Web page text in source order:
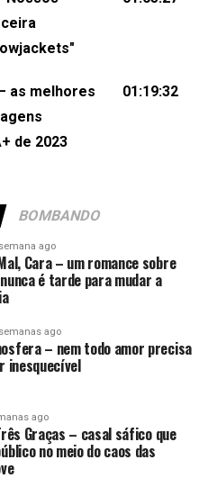
FlorêncioEdição de
as melhores
de 2023
01:19:32
BOMBANDO
ago
Cara – um romance sobre
é tarde para mudar a
ago
– nem todo amor precisa
inesquecível
ago
Graças – casal sáfico que
no meio do caos das